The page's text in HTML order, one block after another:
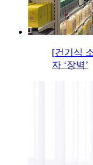
[건기식
자 ‘장벽’